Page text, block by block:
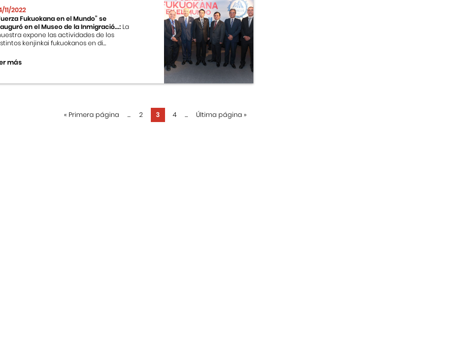
11/2022
Fukuokana en el Mundo” se
en el Museo de la Inmigració...: La
expone las actividades de los
kenjinkai fukuokanos en di...
más
« Primera página ... 2 3 4 ... Última página »